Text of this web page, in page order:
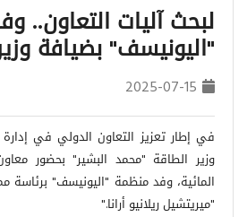
لبحث آليات التعاون..
"اليونيسف" بضيافة
2025-07-15
في إطار تعزيز التعاون الدولي في إدارة
وزير الطاقة "محمد البشير" بحضور
المائية، وفد منظمة "اليونيسف" برئاسة
"ميريتشيل ريلانيو أرانا".